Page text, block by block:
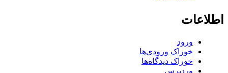
اطلاعات
ورود
خوراک ورودی‌ها
خوراک دیدگاه‌ها
وردپرس